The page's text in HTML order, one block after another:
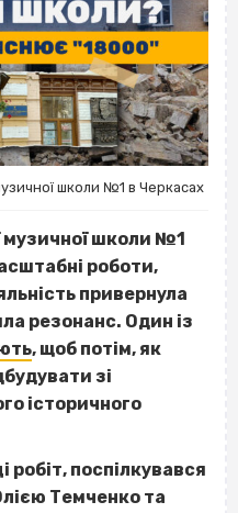
школи №1 в Черкасах
музичної школи №1
роботи,
привернула
резонанс. Один із
, щоб потім, як
зі
історичного
робіт, поспілкувався
Темченко та